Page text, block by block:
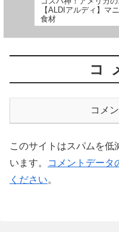
【ALDIアルディ】マ
食材
コ
コメ
このサイトはスパムを低
います。
コメントデータ
ください。